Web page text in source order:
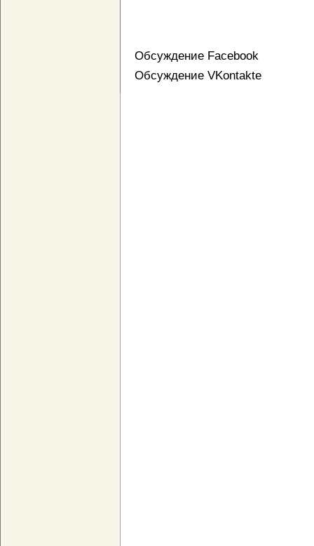
Обсуждение Facebook
Обсуждение VKontakte